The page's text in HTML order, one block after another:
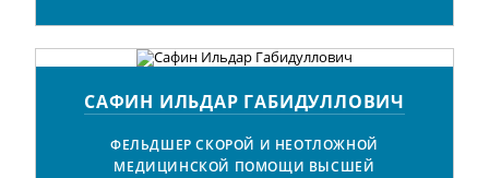
САФИН ИЛЬДАР ГАБИДУЛЛОВИЧ
ФЕЛЬДШЕР СКОРОЙ И НЕОТЛОЖНОЙ
МЕДИЦИНСКОЙ ПОМОЩИ ВЫСШЕЙ